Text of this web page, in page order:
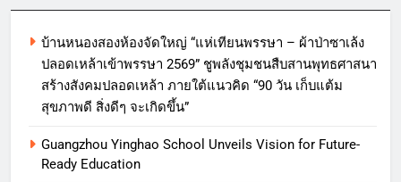
บ้านหนองสองห้องจัดใหญ่ “แห่เทียนพรรษา – ผ้าป่าซาเล้ง
ปลอดเหล้าเข้าพรรษา 2569” ชูพลังชุมชนสืบสานพุทธศาสนา
สร้างสังคมปลอดเหล้า ภายใต้แนวคิด “90 วัน เก็บแต้ม
สุขภาพดี สิ่งดีๆ จะเกิดขึ้น”
Guangzhou Yinghao School Unveils Vision for Future-
Ready Education